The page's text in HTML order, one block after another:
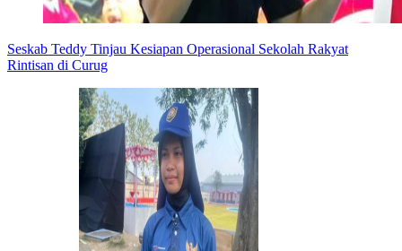
Seskab Teddy Tinjau Kesiapan Operasional Sekolah Rakyat
Rintisan di Curug